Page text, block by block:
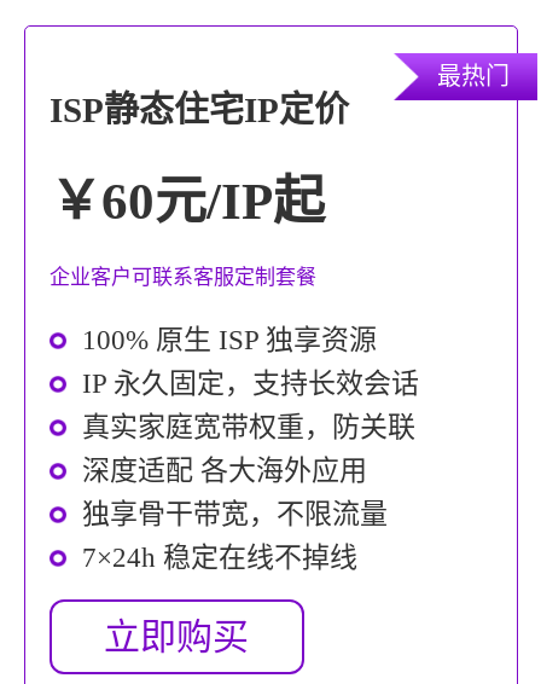
ISP静态住宅IP定价
￥60元/IP起
企业客户可联系客服定制套餐
100% 原生 ISP 独享资源
IP 永久固定，支持长效会话
真实家庭宽带权重，防关联
深度适配 各大海外应用
独享骨干带宽，不限流量
7×24h 稳定在线不掉线
立即购买
最热门